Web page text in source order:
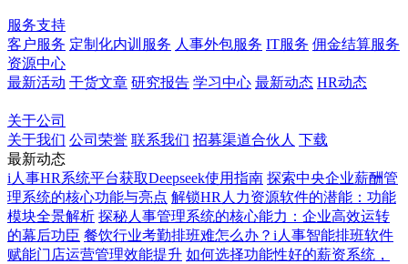
服务支持
客户服务 定制化内训服务 人事外包服务 IT服务 佣金结算服务
资源中心
最新活动 干货文章 研究报告 学习中心 最新动态 HR动态
关于公司
关于我们 公司荣誉 联系我们 招募渠道合伙人 下载
最新动态
i人事HR系统平台获取Deepseek使用指南 探索中央企业薪酬管
理系统的核心功能与亮点 解锁HR人力资源软件的潜能：功能
模块全景解析 探秘人事管理系统的核心能力：企业高效运转
的幕后功臣 餐饮行业考勤排班难怎么办？i人事智能排班软件
赋能门店运营管理效能提升 如何选择功能性好的薪资系统，